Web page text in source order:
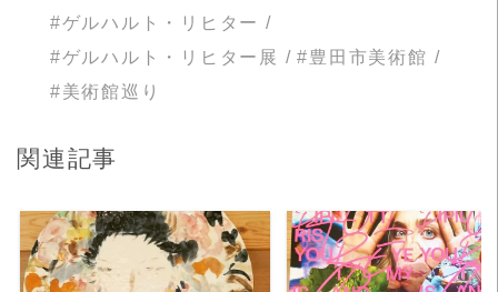
#ゲルハルト・リヒター /
#ゲルハルト・リヒター展 / #豊田市美術館 /
#美術館巡り
関連記事
READ MORE READ MORE